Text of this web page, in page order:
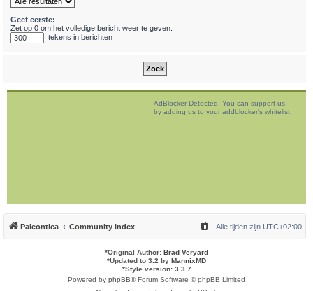
Geef eerste:
Zet op 0 om het volledige bericht weer te geven.
tekens in berichten
AdBlocker Detected. You can support us
by adding us to your addblocker's whitelist.
Paleontica Community Index Alle tijden zijn UTC+02:00
*Original Author: Brad Veryard
*Updated to 3.2 by MannixMD
*Style version: 3.3.7
Powered by phpBB® Forum Software © phpBB Limited